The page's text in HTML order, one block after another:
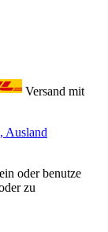
Versand mit
Ausland
oder benutze
zu